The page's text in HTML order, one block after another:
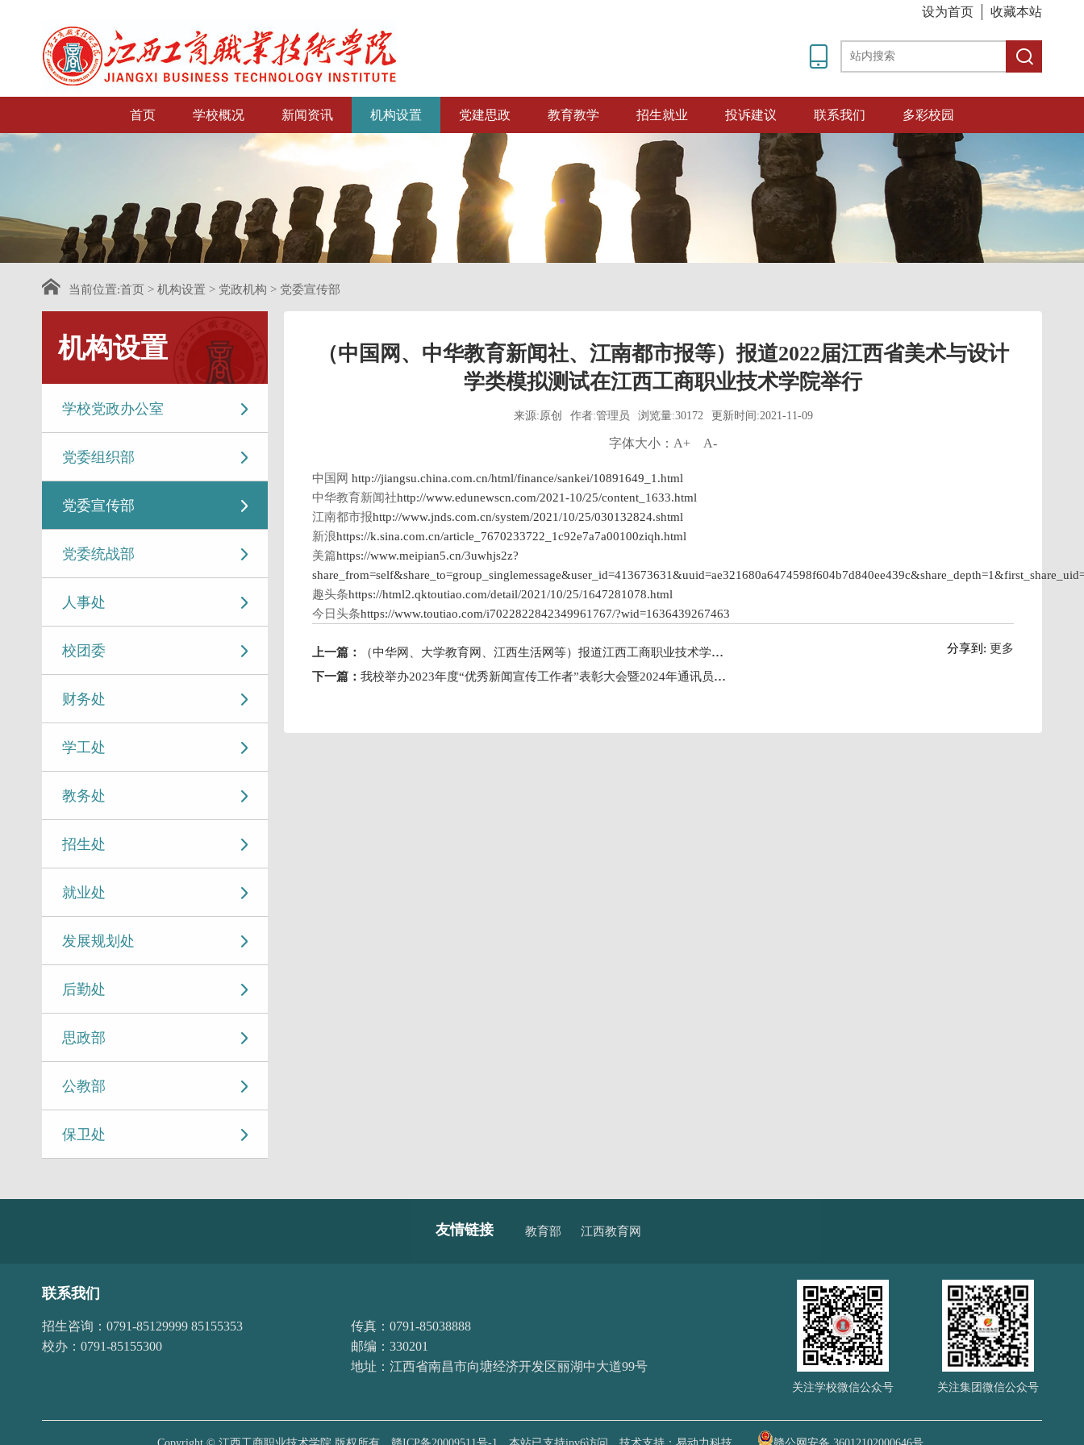
设为首页 收藏本站
首页 学校概况 新闻资讯 机构设置 党建思政 教育教学 招生就业 投诉建议 联系我们 多彩校园
当前位置:首页 > 机构设置 > 党政机构 > 党委宣传部
机构设置
学校党政办公室
党委组织部
党委宣传部
党委统战部
人事处
校团委
财务处
学工处
教务处
招生处
就业处
发展规划处
后勤处
思政部
公教部
保卫处
（中国网、中华教育新闻社、江南都市报等）报道2022届江西省美术与设计
学类模拟测试在江西工商职业技术学院举行
来源:原创 作者:管理员 浏览量:30172 更新时间:2021-11-09
字体大小： A+ A-
中国网 http://jiangsu.china.com.cn/html/finance/sankei/10891649_1.html
中华教育新闻社http://www.edunewscn.com/2021-10/25/content_1633.html
江南都市报http://www.jnds.com.cn/system/2021/10/25/030132824.shtml
新浪https://k.sina.com.cn/article_7670233722_1c92e7a7a00100ziqh.html
美篇https://www.meipian5.cn/3uwhjs2z?
趣头条https://html2.qktoutiao.com/detail/2021/10/25/1647281078.html
今日头条https://www.toutiao.com/i7022822842349961767/?wid=1636439267463
上一篇：
（中华网、大学教育网、江西生活网等）报道江西工商职业技术学院董事长胡乐平一行赴江西瑞金市考察交流
下一篇： 我校举办2023年度“优秀新闻宣传工作者”表彰大会暨2024年通讯员培训班开班仪式
分享到: 更多
友情链接 教育部 江西教育网
联系我们
招生咨询：0791-85129999 85155353
校办：0791-85155300
传真：0791-85038888
邮编：330201
地址：江西省南昌市向塘经济开发区丽湖中大道99号
关注学校微信公众号 关注集团微信公众号